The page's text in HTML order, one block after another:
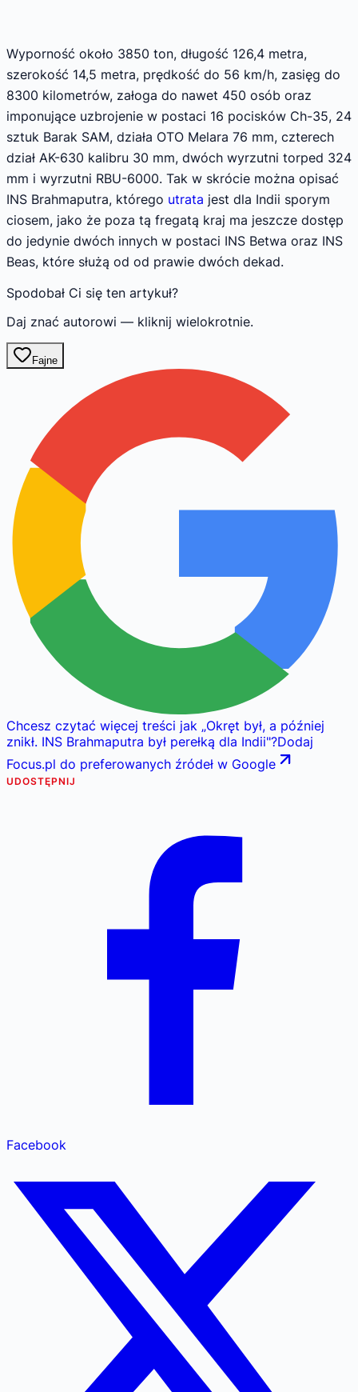
Wyporność około 3850 ton, długość 126,4 metra,
szerokość 14,5 metra, prędkość do 56 km/h, zasięg do
8300 kilometrów, załoga do nawet 450 osób oraz
imponujące uzbrojenie w postaci 16 pocisków Ch-35, 24
sztuk Barak SAM, działa OTO Melara 76 mm, czterech
dział AK-630 kalibru 30 mm, dwóch wyrzutni torped 324
mm i wyrzutni RBU-6000. Tak w skrócie można opisać
INS Brahmaputra, którego utrata jest dla Indii sporym
ciosem, jako że poza tą fregatą kraj ma jeszcze dostęp
do jedynie dwóch innych w postaci INS Betwa oraz INS
Beas, które służą od od prawie dwóch dekad.
Spodobał Ci się ten artykuł?
Daj znać autorowi — kliknij wielokrotnie.
Fajne
Chcesz czytać więcej treści jak „Okręt był, a później
znikł. INS Brahmaputra był perełką dla Indii"?Dodaj
Focus.pl do preferowanych źródeł w Google
UDOSTĘPNIJ
Facebook